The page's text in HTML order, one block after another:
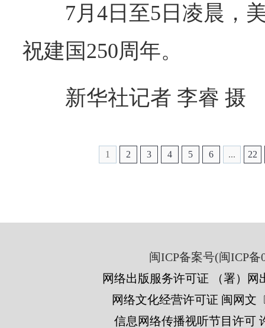
7月4日至5日凌晨，
祝建国250周年。
新华社记者 李睿 摄
1 2 3 4 5 6 ... 22
闽ICP备案号(闽ICP备
网络出版服务许可证 （署）网
网络文化经营许可证 闽网文
信息网络传播视听节目许可